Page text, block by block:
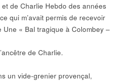
de Charlie Hebdo des années
qui m’avait permis de recevoir
« Bal tragique à Colombey –
de Charlie.
un vide-grenier provençal,